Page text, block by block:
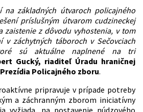
na základných útvaroch policajného
príslušným útvarom cudzineckej
zaistenie z dôvodu vyhostenia, v tom
v záchytných táboroch v Sečovciach
sú aktuálne naplnené na tri
Gucký, riaditeľ Úradu hraničnej
Policajného zboru.
pripravuje v prípade potreby
a záchranným zborom iniciatívny
vyžiada, na postavenie núdzového